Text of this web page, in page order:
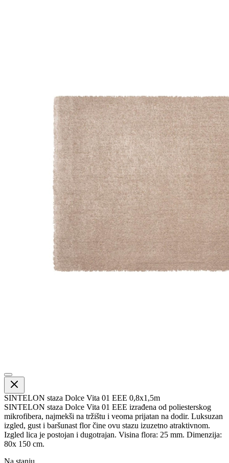
SINTELON staza Dolce Vita 01 EEE 0,8x1,5m
SINTELON staza Dolce Vita 01 EEE izrađena od poliesterskog
mikrofibera, najmekši na tržištu i veoma prijatan na dodir. Luksuzan
izgled, gust i baršunast flor čine ovu stazu izuzetno atraktivnom.
Izgled lica je postojan i dugotrajan. Visina flora: 25 mm. Dimenzija:
80x 150 cm.
Na stanju